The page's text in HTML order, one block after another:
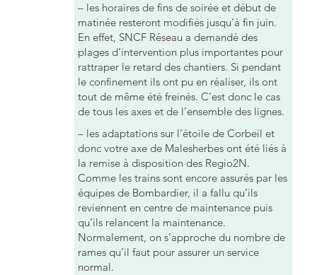
– les horaires de fins de soirée et début de
matinée resteront modifiés jusqu’à fin juin.
En effet, SNCF Réseau a demandé des
plages d’intervention plus importantes pour
rattraper le retard des chantiers. Si pendant
le confinement ils ont pu en réaliser, ils ont
tout de même été freinés. C’est donc le cas
de tous les axes et de l’ensemble des lignes.
– les adaptations sur l’étoile de Corbeil et
donc votre axe de Malesherbes ont été liés à
la remise à disposition des Regio2N.
Comme les trains sont encore assurés par les
équipes de Bombardier, il a fallu qu’ils
reviennent en centre de maintenance puis
qu’ils relancent la maintenance.
Normalement, on s’approche du nombre de
rames qu’il faut pour assurer un service
normal.